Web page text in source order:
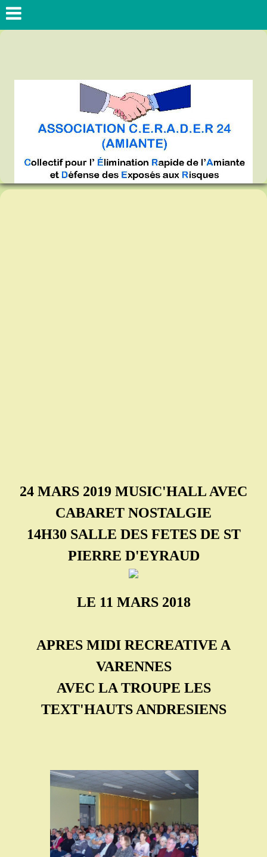
24 MARS 2019 MUSIC'HALL AVEC
CABARET NOSTALGIE
14H30 SALLE DES FETES DE ST
PIERRE D'EYRAUD
LE 11 MARS 2018
APRES MIDI RECREATIVE A
VARENNES
AVEC LA TROUPE LES
TEXT'HAUTS ANDRESIENS